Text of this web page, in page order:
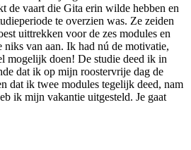
de vaart die Gita erin wilde hebben en
te overzien was. Ze zeiden
uittrekken voor de zes modules en
niks van aan. Ik had nú de motivatie,
mogelijk doen! De studie deed ik in
dat ik op mijn roostervrije dag de
dat ik twee modules tegelijk deed, nam
ik mijn vakantie uitgesteld. Je gaat